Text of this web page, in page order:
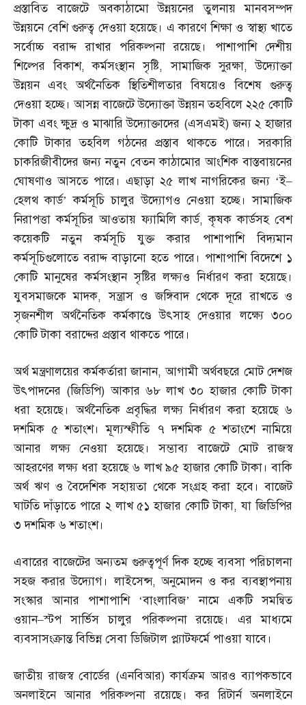
প্রস্তাবিত বাজেটে অবকাঠামো উন্নয়নের তুলনায় মানবসম্পদ
উন্নয়নে বেশি গুরুত্ব দেওয়া হয়েছে। এ কারণে শিক্ষা ও স্বাস্থ্য খাতে
সর্বোচ্চ বরাদ্দ রাখার পরিকল্পনা রয়েছে। পাশাপাশি দেশীয়
শিল্পের বিকাশ,কর্মসংস্থান সৃষ্টি,সামাজিক সুরক্ষা,উদ্যোক্তা
উন্নয়ন এবং অর্থনৈতিক স্থিতিশীলতার বিষয়েও বিশেষ গুরুত্ব
দেওয়া হচ্ছে। আসন্ন বাজেটে উদ্যোক্তা উন্নয়ন তহবিলে ২২৫ কোটি
টাকা এবং ক্ষুদ্র ও মাঝারি উদ্যোক্তাদের (এসএমই)জন্য ২ হাজার
কোটি টাকার তহবিল গঠনের প্রস্তাব থাকতে পারে। সরকারি
চাকরিজীবীদের জন্য নতুন বেতন কাঠামোর আংশিক বাস্তবায়নের
ঘোষণাও আসতে পারে। এছাড়া ২৫ লাখ নাগরিকের জন্য ‘ই–
হেলথ কার্ড’ কর্মসূচি চালুর উদ্যোগও নেওয়া হচ্ছে। সামাজিক
নিরাপত্তা কর্মসূচির আওতায় ফ্যামিলি কার্ড,কৃষক কার্ডসহ বেশ
কয়েকটি নতুন কর্মসূচি যুক্ত করার পাশাপাশি বিদ্যমান
কর্মসূচিগুলোতে বরাদ্দ বাড়ানো হতে পারে। পাশাপাশি বিদেশে ১
কোটি মানুষের কর্মসংস্থান সৃষ্টির লক্ষ্যও নির্ধারণ করা হয়েছে।
যুবসমাজকে মাদক,সন্ত্রাস ও জঙ্গিবাদ থেকে দূরে রাখতে ও
সৃজনশীল অর্থনৈতিক কর্মকাণ্ডে উৎসাহ দেওয়ার লক্ষ্যে ৩০০
কোটি টাকা বরাদ্দের প্রস্তাব থাকতে পারে।
অর্থ মন্ত্রণালয়ের কর্মকর্তারা জানান,আগামী অর্থবছরে মোট দেশজ
উৎপাদনের (জিডিপি)আকার ৬৮ লাখ ৩০ হাজার কোটি টাকা
ধরা হয়েছে। অর্থনৈতিক প্রবৃদ্ধির লক্ষ্য নির্ধারণ করা হয়েছে ৬
দশমিক ৫ শতাংশ। মূল্যস্ফীতি ৭ দশমিক ৫ শতাংশে নামিয়ে
আনার লক্ষ্য নেওয়া হয়েছে। সম্ভাব্য বাজেটে মোট রাজস্ব
আহরণের লক্ষ্য ধরা হয়েছে ৬ লাখ ৯৫ হাজার কোটি টাকা। বাকি
অর্থ ঋণ ও বৈদেশিক সহায়তা থেকে সংগ্রহ করা হবে। বাজেট
ঘাটতি দাঁড়াতে পারে ২ লাখ ৫১ হাজার কোটি টাকা,যা জিডিপির
৩ দশমিক ৬ শতাংশ।
এবারের বাজেটের অন্যতম গুরুত্বপূর্ণ দিক হচ্ছে ব্যবসা পরিচালনা
সহজ করার উদ্যোগ। লাইসেন্স,অনুমোদন ও কর ব্যবস্থাপনায়
সংস্কার আনার পাশাপাশি ‘বাংলাবিজ’ নামে একটি সমন্বিত
ওয়ান–স্টপ সার্ভিস চালুর পরিকল্পনা রয়েছে। এর মাধ্যমে
ব্যবসাসংক্রান্ত বিভিন্ন সেবা ডিজিটাল প্ল্যাটফর্মে পাওয়া যাবে।
জাতীয় রাজস্ব বোর্ডের (এনবিআর)কার্যক্রম আরও ব্যাপকভাবে
অনলাইনে আনার পরিকল্পনা রয়েছে। কর রিটার্ন অনলাইনে